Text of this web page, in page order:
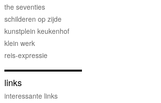
the seventies
schilderen op zijde
kunstplein keukenhof
klein werk
reis-expressie
links
interessante links